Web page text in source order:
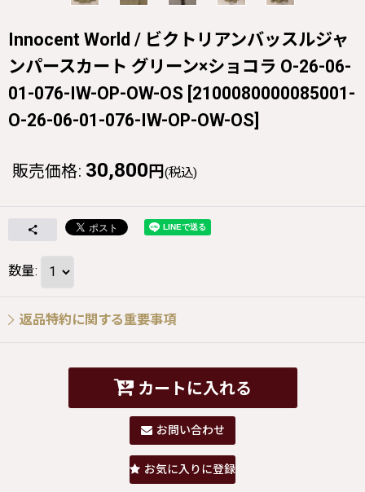
Innocent World / ビクトリアンバッスルジャ
ンパースカート グリーン×ショコラ O-26-06-
01-076-IW-OP-OW-OS [2100080000085001-
O-26-06-01-076-IW-OP-OW-OS]
販売価格: 30,800 円 (税込)
数量:
返品特約に関する重要事項
カートに入れる
お問い合わせ
お気に入りに登録